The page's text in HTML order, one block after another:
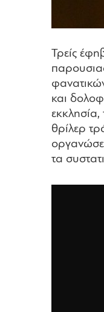
Τρείς
και
εκκλησία,
θρίλερ
τα